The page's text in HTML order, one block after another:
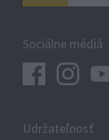
Sociálne médiá
Udržateľnosť